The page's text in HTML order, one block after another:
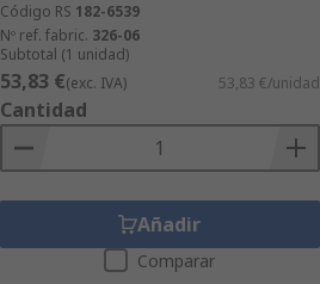
Código RS 182-6539
Nº ref. fabric. 326-06
Subtotal (1 unidad)
53,83 €(exc. IVA) 53,83 €/unidad
Cantidad
Añadir
Comparar